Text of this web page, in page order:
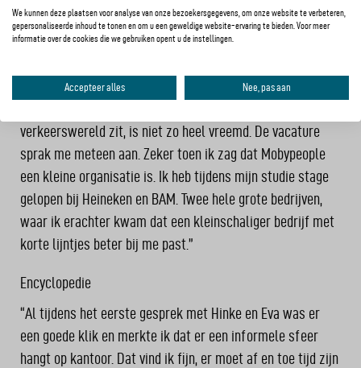
“In juni ben ik afgestudeerd aan de opleidingCommerciële
Economie – Speco Sportmarketing. Het is een opleiding
Uiteindelijk vindt maar tien procent van de afgestudeerden
verkeerswereld zit, is niet zo heel vreemd. De vacature
sprak me meteen aan. Zeker toen ik zag dat Mobypeople
een kleine organisatie is. Ik heb tijdens mijn studie stage
gelopen bij Heineken en BAM. Twee hele grote bedrijven,
waar ik erachter kwam dat een kleinschaliger bedrijf met
korte lijntjes beter bij me past.”
Encyclopedie
“Al tijdens het eerste gesprek met Hinke en Eva was er
een goede klik en merkte ik dat er een informele sfeer
hangt op kantoor. Dat vind ik fijn, er moet af en toe tijd zijn
We kunnen deze plaatsen voor analyse van onze bezoekersgegevens, om onze website te verbeteren,
gepersonaliseerde inhoud te tonen en om u een geweldige website-ervaring te bieden. Voor meer
informatie over de cookies die we gebruiken opent u de instellingen.
Accepteer alles Nee, pas aan